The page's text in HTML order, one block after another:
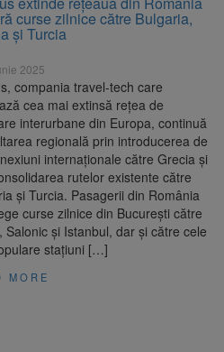
platforma
inițiativei de
Dan
analizează
și Horațiu Potra.
procesul
națională pentru
de Senat.
curse zilnice către Bulgaria,
și Turcia
2025
compania travel-tech care
cea mai extinsă rețea de
interurbane din Europa, continuă
regională prin introducerea de
internaționale către Grecia și
rutelor existente către
și Turcia. Pasagerii din România
curse zilnice din București către
Salonic și Istanbul, dar și către cele
stațiuni […]
MORE